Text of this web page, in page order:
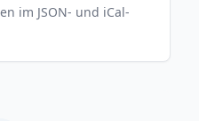
im JSON- und iCal-